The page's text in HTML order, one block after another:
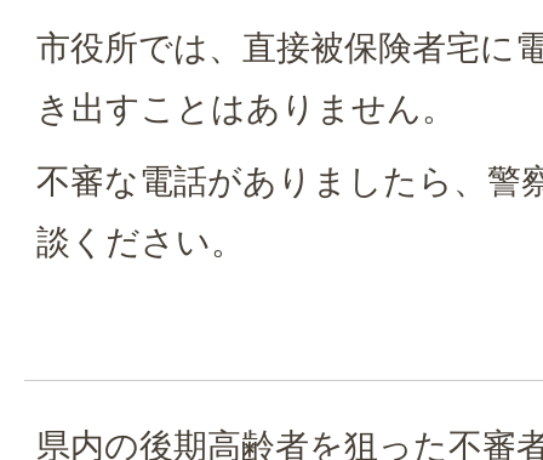
市役所では、直接被保険者宅に
き出すことはありません。
不審な電話がありましたら、警
談ください。
県内の後期高齢者を狙った不審